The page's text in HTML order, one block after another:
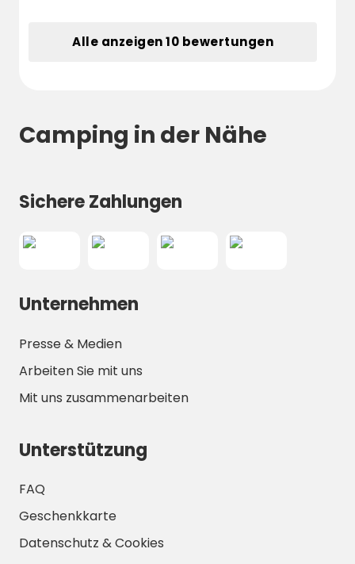
Alle anzeigen 10 bewertungen
Camping in der Nähe
Sichere Zahlungen
Unternehmen
Presse & Medien
Arbeiten Sie mit uns
Mit uns zusammenarbeiten
Unterstützung
FAQ
Geschenkkarte
Datenschutz & Cookies